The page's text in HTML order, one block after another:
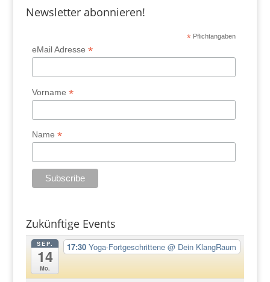
Newsletter abonnieren!
* Pflichtangaben
eMail Adresse*
Vorname*
Name*
Zukünftige Events
SEP.
14
Mo.
17:30Yoga-Fortgeschrittene@ Dein KlangRaum